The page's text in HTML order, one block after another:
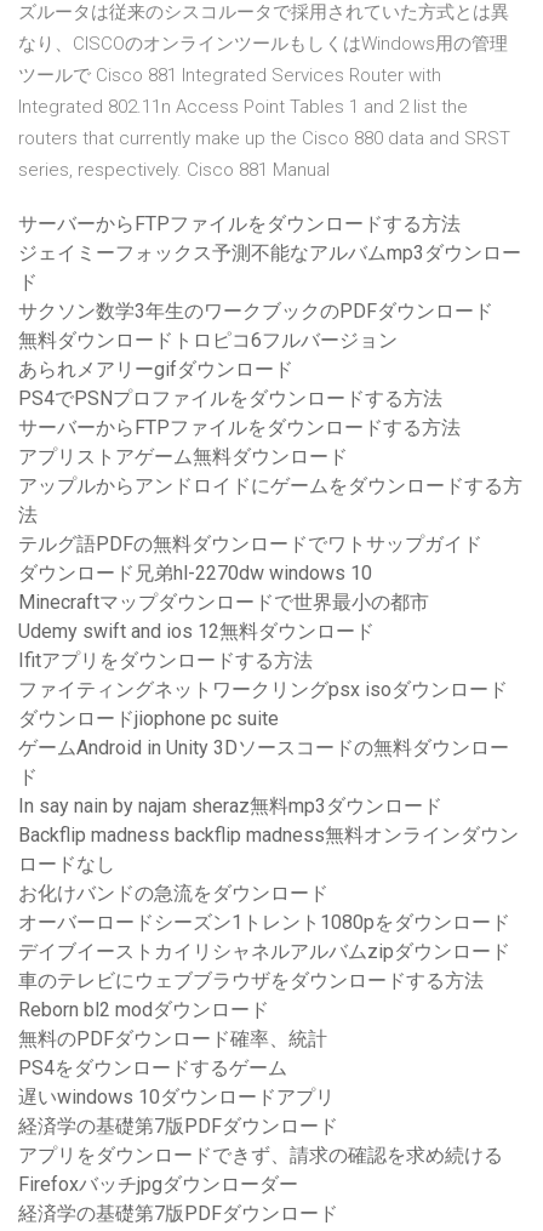
ズルータは従来のシスコルータで採用されていた方式とは異
なり、CISCOのオンラインツールもしくはWindows用の管理
ツールで Cisco 881 Integrated Services Router with
Integrated 802.11n Access Point Tables 1 and 2 list the
routers that currently make up the Cisco 880 data and SRST
series, respectively. Cisco 881 Manual
サーバーからFTPファイルをダウンロードする方法
ジェイミーフォックス予測不能なアルバムmp3ダウンロー
ド
サクソン数学3年生のワークブックのPDFダウンロード
無料ダウンロードトロピコ6フルバージョン
あられメアリーgifダウンロード
PS4でPSNプロファイルをダウンロードする方法
サーバーからFTPファイルをダウンロードする方法
アプリストアゲーム無料ダウンロード
アップルからアンドロイドにゲームをダウンロードする方
法
テルグ語PDFの無料ダウンロードでワトサップガイド
ダウンロード兄弟hl-2270dw windows 10
Minecraftマップダウンロードで世界最小の都市
Udemy swift and ios 12無料ダウンロード
Ifitアプリをダウンロードする方法
ファイティングネットワークリングpsx isoダウンロード
ダウンロードjiophone pc suite
ゲームAndroid in Unity 3Dソースコードの無料ダウンロー
ド
In say nain by najam sheraz無料mp3ダウンロード
Backflip madness backflip madness無料オンラインダウン
ロードなし
お化けバンドの急流をダウンロード
オーバーロードシーズン1トレント1080pをダウンロード
デイブイーストカイリシャネルアルバムzipダウンロード
車のテレビにウェブブラウザをダウンロードする方法
Reborn bl2 modダウンロード
無料のPDFダウンロード確率、統計
PS4をダウンロードするゲーム
遅いwindows 10ダウンロードアプリ
経済学の基礎第7版PDFダウンロード
アプリをダウンロードできず、請求の確認を求め続ける
Firefoxバッチjpgダウンローダー
経済学の基礎第7版PDFダウンロード